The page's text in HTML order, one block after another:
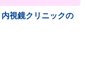
視鏡クリニックの